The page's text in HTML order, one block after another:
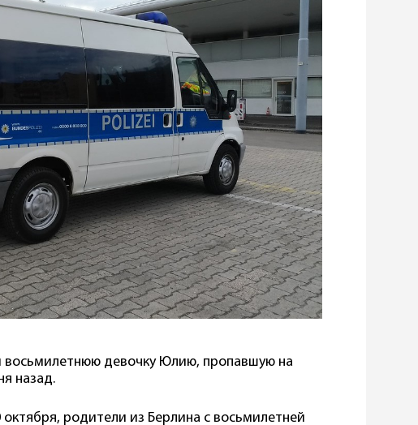
восьмилетнюю девочку Юлию, пропавшую на
назад.
родители из Берлина с восьмилетней